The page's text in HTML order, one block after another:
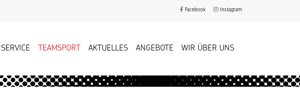
Facebook Instagram
SERVICE TEAMSPORT AKTUELLES ANGEBOTE WIR ÜBER UNS